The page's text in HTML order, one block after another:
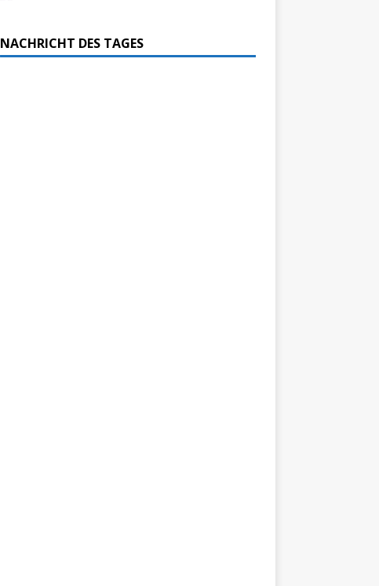
NACHRICHT DES TAGES